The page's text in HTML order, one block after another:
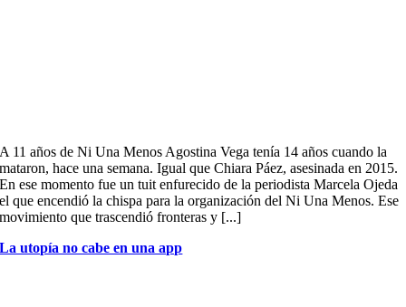
A 11 años de Ni Una Menos Agostina Vega tenía 14 años cuando la
mataron, hace una semana. Igual que Chiara Páez, asesinada en 2015.
En ese momento fue un tuit enfurecido de la periodista Marcela Ojeda
el que encendió la chispa para la organización del Ni Una Menos. Ese
movimiento que trascendió fronteras y [...]
La utopía no cabe en una app